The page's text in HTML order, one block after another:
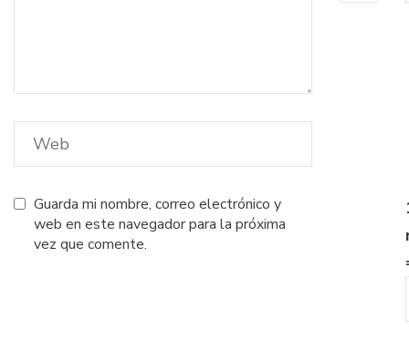
Guarda mi nombre, correo electrónico y
web en este navegador para la próxima
vez que comente.